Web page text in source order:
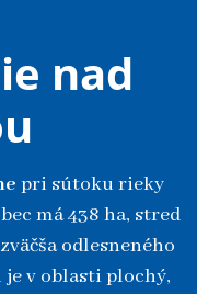
nad
pri sútoku rieky
má 438 ha, stred
odlesneného
v oblasti plochý,